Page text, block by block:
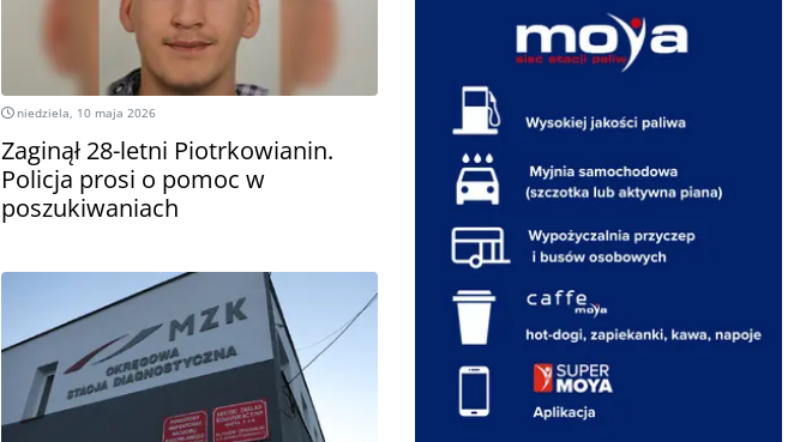
niedziela, 10 maja 2026
Zaginął 28-letni Piotrkowianin.
Policja prosi o pomoc w
poszukiwaniach